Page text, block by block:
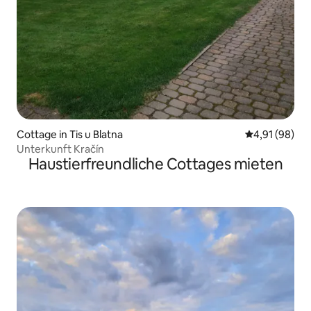
Cottage in Tis u Blatna
4,91 (98)
Unterkunft Kračín
Haustierfreundliche Cottages mieten